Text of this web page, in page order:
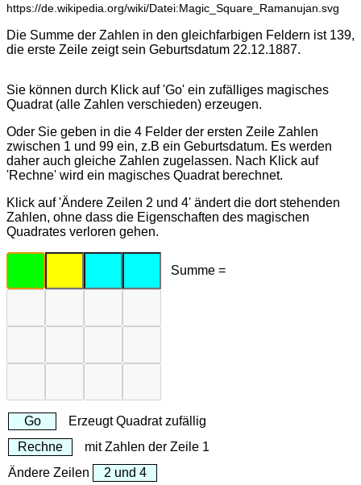
https://de.wikipedia.org/wiki/Datei:Magic_Square_Ramanujan.svg
Die Summe der Zahlen in den gleichfarbigen Feldern ist 139,
die erste Zeile zeigt sein Geburtsdatum 22.12.1887.
Sie können durch Klick auf 'Go' ein zufälliges magisches
Quadrat (alle Zahlen verschieden) erzeugen.
Oder Sie geben in die 4 Felder der ersten Zeile Zahlen
zwischen 1 und 99 ein, z.B ein Geburtsdatum. Es werden
daher auch gleiche Zahlen zugelassen. Nach Klick auf
'Rechne' wird ein magisches Quadrat berechnet.
Klick auf 'Ändere Zeilen 2 und 4' ändert die dort stehenden
Zahlen, ohne dass die Eigenschaften des magischen
Quadrates verloren gehen.
Summe =
Erzeugt Quadrat zufällig
mit Zahlen der Zeile 1
Ändere Zeilen